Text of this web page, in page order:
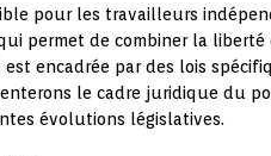
pour les travailleurs
permet de combiner la liberté
encadrée par des lois
le cadre juridique du
évolutions législatives.